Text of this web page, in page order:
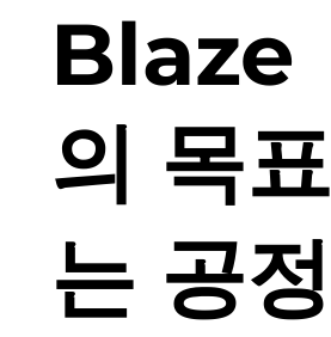
Blaze
의 목표
는 공정